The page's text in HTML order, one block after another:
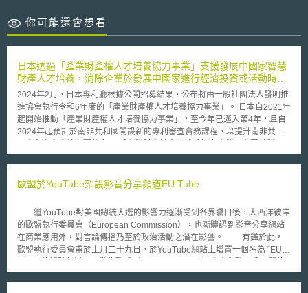
你可能還會想看
日本透過「產業財產權人才培養協力事業」支援發展中國家智慧
財產人才培養，消除企業於發展中國家進行經濟投資或活動時所
面臨的智慧財產權相關妨礙
2024年2月，日本專利廳根據公開招募結果，公布將由一般社團法人發明推
進協會執行令和6年度的「產業財產權人才培養協力事業」。 日本自2021年
起開始推動「產業財產權人才培養協力事業」，至今年已邁入第4年，且自
2024年起預計於南非共和國開設新的專利審查實務課程，以提升南非共和
本企業進行海外經濟投資及活動熱門的發展中國家（包含新興國家以及最低
養智慧財產相關權利取得與執行的實施人才為目的。在法制整備較為落後的
智慧財產關係業者為重點，透過提升其對於智慧財產權的能力，解決日本企
業為在外國取得產業財產權的權利保護需要花費大量時間、日本企業的產業
財產權在外國受到侵害的案件逐年增加等問題，以消除日本企業在外國進行
經濟投資及活動時的巨大妨礙。 日本專利廳亦針對研修方針下列事項提出
歐盟於YouTube架設影音分享頻道EU Tube
繼YouTube對美國總統大選的影響力逐漸受到各界矚目後，大西洋彼岸
的歐盟執行委員會（European Commission），也漸體認到影音分享網站
在商業應用外，對言論傳播乃至於政治活動之潛在影響。 有鑑於此，
歐盟執行委員會甫於上月二十九日，於YouTube網站上增置一個名為 “EU
溝通渠道。 關於此種利用線上影音分享網站作為政府資訊傳播和政策